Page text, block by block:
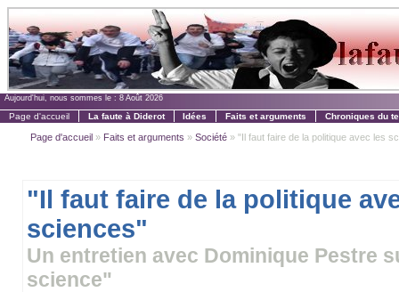
Aujourd'hui, nous sommes le : 8 Août 2026
Page d'accueil La faute à Diderot Idées Faits et arguments Chroniques du
Page d'accueil » Faits et arguments »Société » "Il faut faire de la politique avec les
"Il faut faire de la politique
sciences"
Un entretien avec Dominique Pestre
science"